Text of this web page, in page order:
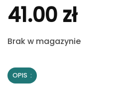
41.00 zł
Brak w magazynie
OPIS